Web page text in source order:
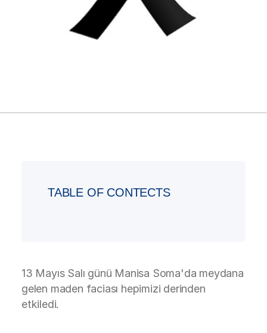
TABLE OF CONTECTS
13 Mayıs Salı günü Manisa Soma'da meydana
gelen maden faciası hepimizi derinden
etkiledi.